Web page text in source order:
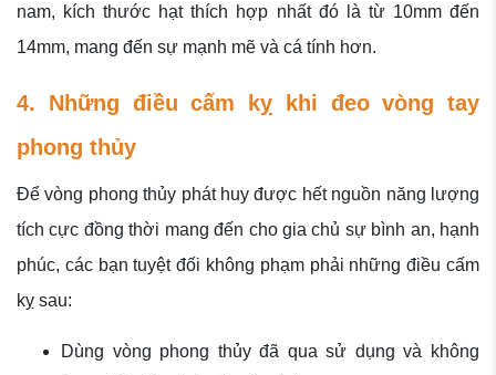
nam, kích thước hạt thích hợp nhất đó là từ 10mm đến
14mm, mang đến sự mạnh mẽ và cá tính hơn.
4. Những điều cấm kỵ khi đeo vòng tay
phong thủy
Để vòng phong thủy phát huy được hết nguồn năng lượng
tích cực đồng thời mang đến cho gia chủ sự bình an, hạnh
phúc, các bạn tuyệt đối không phạm phải những điều cấm
kỵ sau:
Dùng vòng phong thủy đã qua sử dụng và không